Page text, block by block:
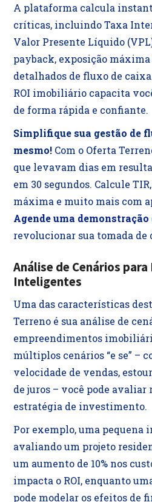
A plataforma calcula
críticas, incluindo Taxa
Valor Presente Líquido
payback, exposição
detalhados de fluxo de
ROI imobiliário capacita
de forma rápida e confiante.
Simplifique sua gestão de
mesmo! Com o Oferta
que levavam dias em
em 30 segundos. Calcule
máxima e muito mais com
Agende uma
revolucionar sua tomada de
Análise de Cenários
Inteligentes
Uma das características
Terreno é sua análise de
empreendimentos
múltiplos cenários “e se” –
velocidade de vendas,
de juros – você pode avaliar
estratégia de investimento.
Por exemplo, uma pequena
avaliando um projeto
um aumento de 10% nos
impacta o ROI, enquanto
pode modelar os efeitos de